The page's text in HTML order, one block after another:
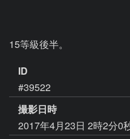
15等級後半。
ID
#39522
撮影日時
2017年4月23日 2時2分0